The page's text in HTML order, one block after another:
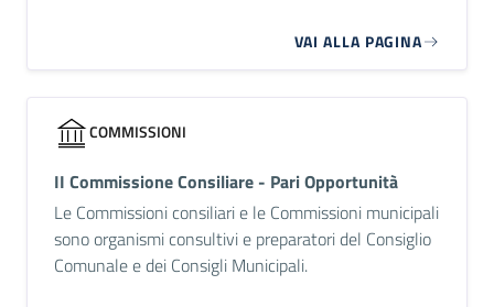
VAI ALLA PAGINA
COMMISSIONI
II Commissione Consiliare - Pari Opportunità
Le Commissioni consiliari e le Commissioni municipali
sono organismi consultivi e preparatori del Consiglio
Comunale e dei Consigli Municipali.